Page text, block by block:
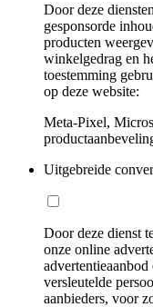
Door deze
gesponsorde
producten
winkelgedrag en
toestemming
op deze website:
Meta-Pixel,
Uitgebreide
Door deze dienst
onze online
versleutelde
aanbieders, voor